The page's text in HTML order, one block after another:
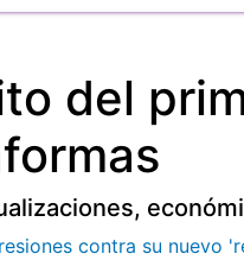
del
contra su nuevo